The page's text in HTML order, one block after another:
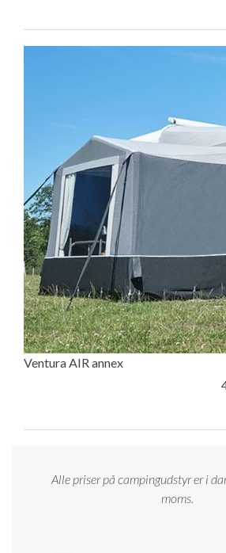
Ventura AIR annex
Alle priser på campingudstyr er i
moms.